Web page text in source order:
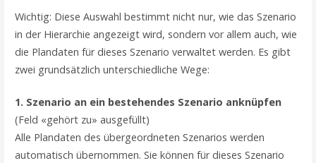
Wichtig: Diese Auswahl bestimmt nicht nur, wie das Szenario
in der Hierarchie angezeigt wird, sondern vor allem auch, wie
die Plandaten für dieses Szenario verwaltet werden. Es gibt
zwei grundsätzlich unterschiedliche Wege:
1. Szenario an ein bestehendes Szenario anknüpfen
(Feld «gehört zu» ausgefüllt)
Alle Plandaten des übergeordneten Szenarios werden
automatisch übernommen. Sie können für dieses Szenario